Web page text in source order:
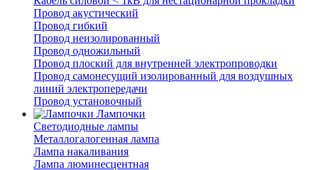
Провод акустический
Провод гибкий
Провод неизолированный
Провод одножильный
Провод плоский для внутренней электропроводки
Провод самонесущий изолированный для воздушных
линий электропередачи
Провод установочный
Лампочки
Светодиодные лампы
Металлогалогенная лампа
Лампа накаливания
Лампа люминесцентная